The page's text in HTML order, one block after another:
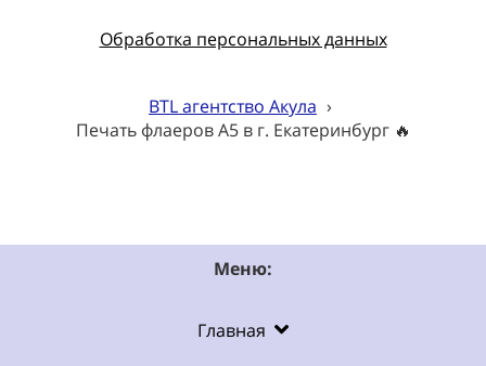
Обработка персональных данных
BTL агентство Акула ›
Печать флаеров А5 в г. Екатеринбург 🔥
Меню:
Главная